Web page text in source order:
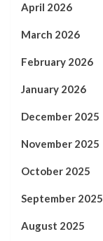
April 2026
March 2026
February 2026
January 2026
December 2025
November 2025
October 2025
September 2025
August 2025